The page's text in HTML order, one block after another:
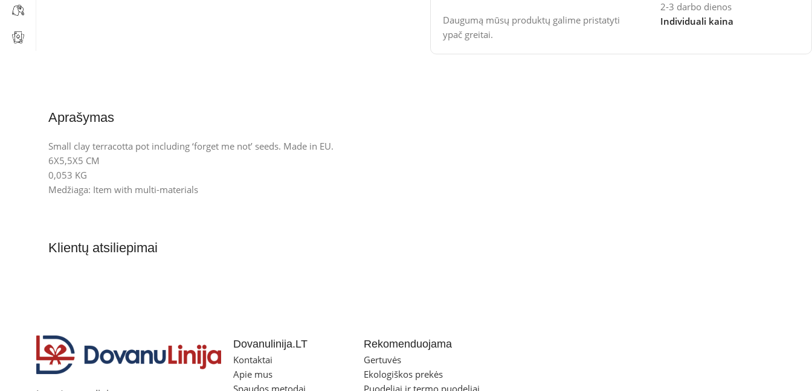
Daugumą mūsų produktų galime pristatyti
ypač greitai.
2-3 darbo dienos
Individuali kaina
Aprašymas
Small clay terracotta pot including ‘forget me not’ seeds. Made in EU.
6X5,5X5 CM
0,053 KG
Medžiaga: Item with multi-materials
Klientų atsiliepimai
Dovanulinija.LT
Kontaktai
Apie mus
Rekomenduojama
Gertuvės
Ekologiškos prekės